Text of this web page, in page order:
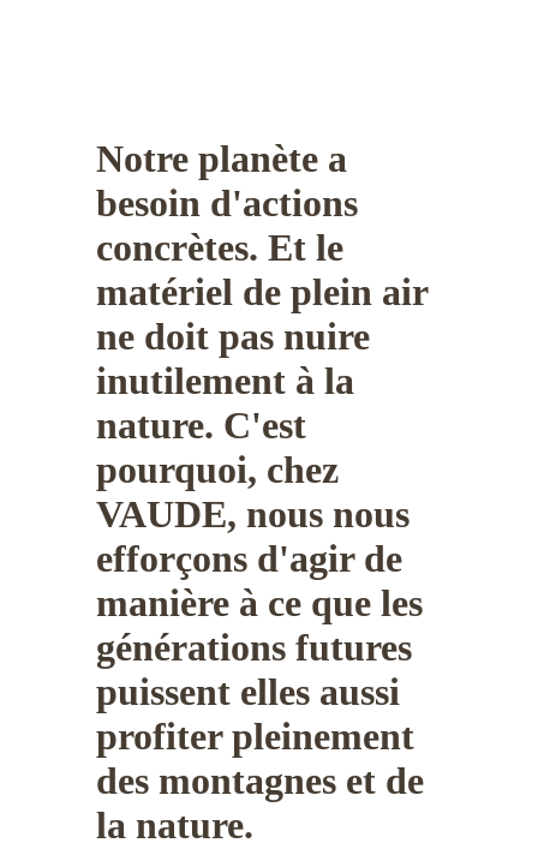
Notre planète a
besoin d'actions
concrètes. Et le
matériel de plein air
ne doit pas nuire
inutilement à la
nature. C'est
pourquoi, chez
VAUDE, nous nous
efforçons d'agir de
manière à ce que les
générations futures
puissent elles aussi
profiter pleinement
des montagnes et de
la nature.